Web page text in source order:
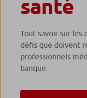
santé
Tout savoir sur les
défis que doivent
professionnels
banque.